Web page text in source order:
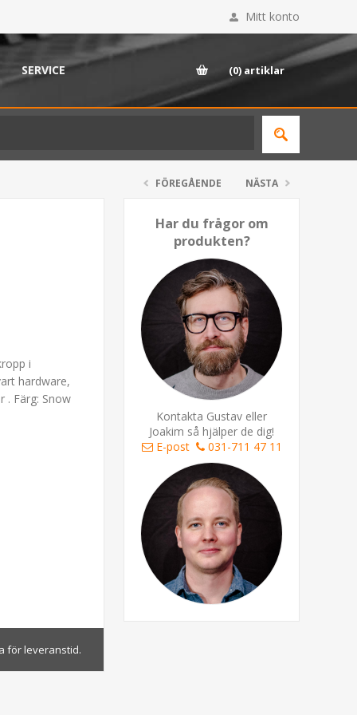
Mitt konto
SERVICE (0) artiklar
FÖREGÅENDE NÄSTA
Har du frågor om
produkten?
Kontakta Gustav eller
Joakim så hjälper de dig!
E-post
031-711 47 11
i
hardware,
. Färg: Snow
för leveranstid.